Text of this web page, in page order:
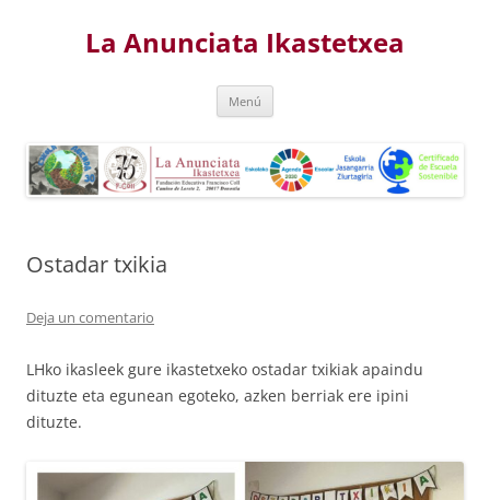
contenidoLa Anunciata Ikastetxea
Menú
Ostadar txikia
Deja un comentario
LHko ikasleek gure ikastetxeko ostadar txikiak apaindu
dituzte eta egunean egoteko, azken berriak ere ipini
dituzte.